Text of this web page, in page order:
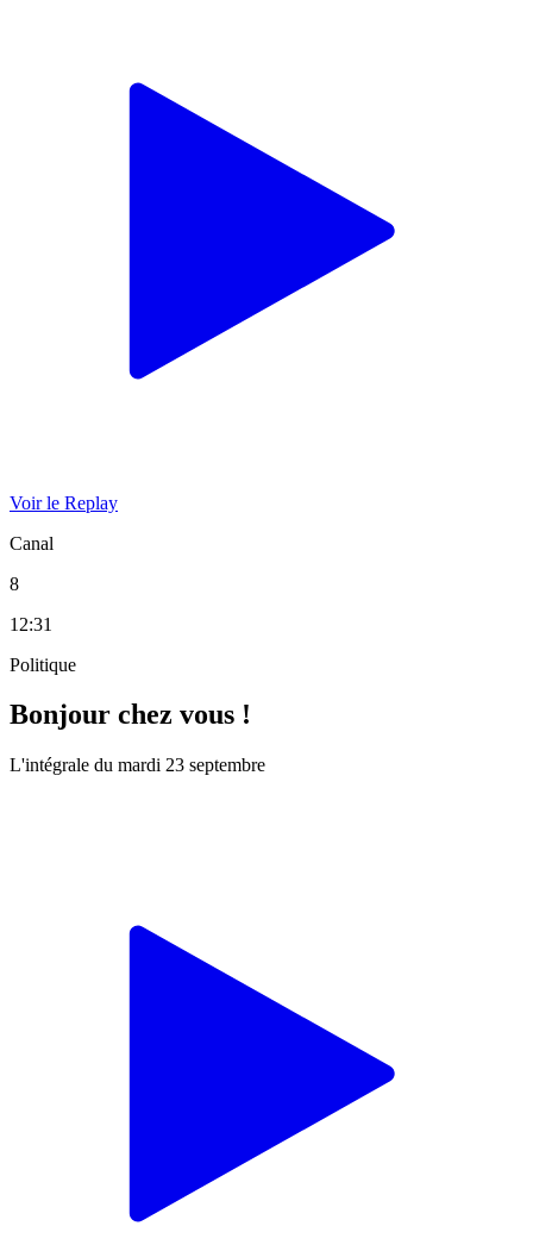
Voir le Replay
Canal
8
12:31
Politique
Bonjour chez vous !
L'intégrale du mardi 23 septembre